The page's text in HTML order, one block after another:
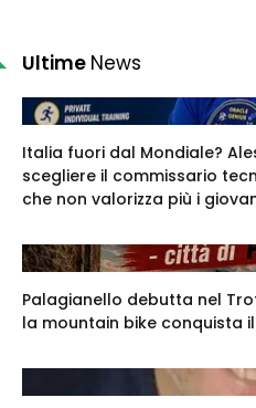
Ultime News
Italia fuori dal Mondiale?
scegliere il commissario
che non valorizza più i
Palagianello debutta nel
la mountain bike conquista